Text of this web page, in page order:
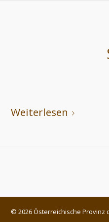
Weiterlesen
© 2026 Österreichische Provinz